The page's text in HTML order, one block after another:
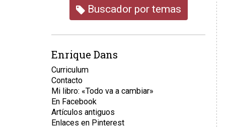
Buscador por temas
Enrique Dans
Curriculum
Contacto
Mi libro: «Todo va a cambiar»
En Facebook
Artículos antiguos
Enlaces en Pinterest